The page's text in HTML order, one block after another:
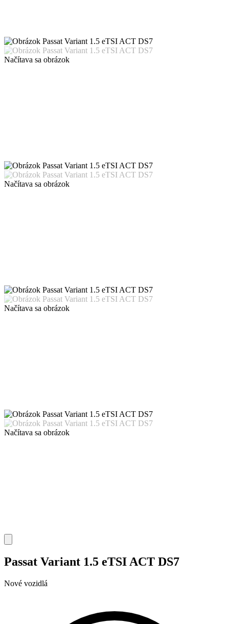
Načítava sa obrázok
Načítava sa obrázok
Načítava sa obrázok
Načítava sa obrázok
Passat Variant 1.5 eTSI ACT DS7
Nové vozidlá